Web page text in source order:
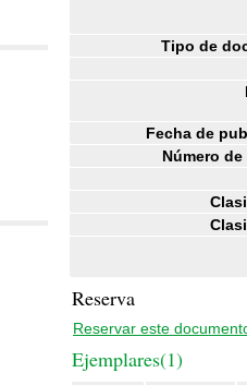
Tipo de
Fecha de
Número
Reserva
Reservar este
Ejemplares(1)